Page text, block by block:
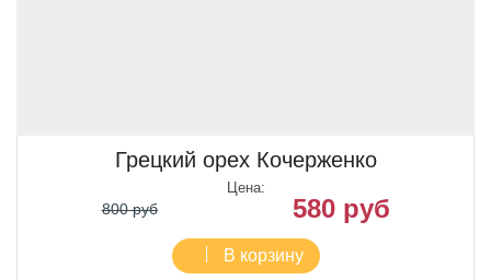
Грецкий орех Кочерженко
Цена:
800 руб 580 руб
В корзину